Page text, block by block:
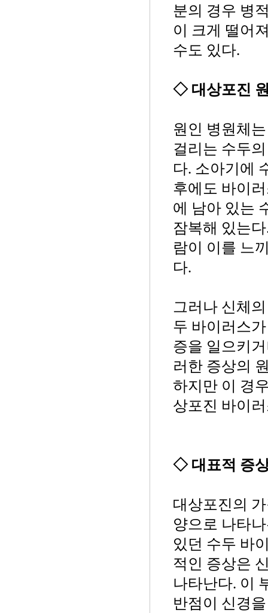
분의 경우 병
이 크게 떨어
수도 있다.
◇ 대상포진
원인 병원체
걸리는 수두
다. 소아기에
후에도 바이
에 남아 있는
잠복해 있는
람이 이를 느
다.
그러나 신체
두 바이러스
증을 일으키
러한 증상의
하지만 이 경
상포진 바이
◇ 대표적 증
대상포진의
양으로 나타
있던 수두 바
적인 증상은
나타난다. 이
반점이 신경